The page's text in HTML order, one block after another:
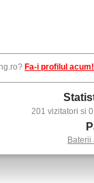
Fa-i profilul acum!
201 vizitatori si